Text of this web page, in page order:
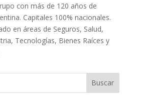
con más de 120 años de
Capitales 100% nacionales.
en áreas de Seguros, Salud,
Tecnologías, Bienes Raíces y